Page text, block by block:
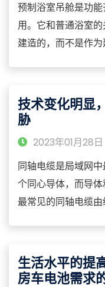
预制浴室吊舱是功
用。它和普通浴室
建造的，而不是作
和设备，如水龙头、
室吊舱被简单地运送
技术变化明显
胁
2023年01月28日
同轴电缆是局域网
个同心导体，而导体
最常见的同轴电缆
电缆之所以设计成
常信号的传递。
生活水平的提
房车电池需求